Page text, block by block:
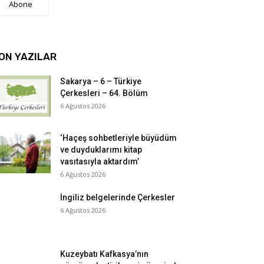
Abone
YAZILAR
Sakarya – 6 – Türkiye
Çerkesleri – 64. Bölüm
6 Ağustos 2026
‘Haçeş sohbetleriyle büyüdüm
ve duyduklarımı kitap
vasıtasıyla aktardım’
6 Ağustos 2026
İngiliz belgelerinde Çerkesler
6 Ağustos 2026
Kuzeybatı Kafkasya’nın